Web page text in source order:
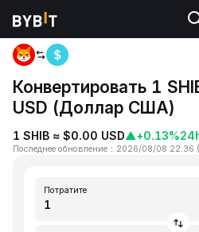
Главная
Конвертировать 1
USD (Доллар США)
1 SHIB ≈ $0.00 USD▲+0.13%
Последнее обновление ： 2026/08/08 22:36 (
Потратите